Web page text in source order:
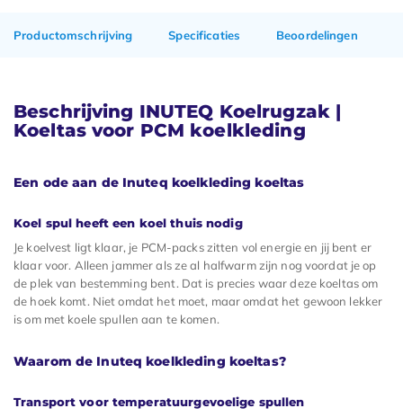
Productomschrijving Specificaties Beoordelingen
Beschrijving INUTEQ Koelrugzak |
Koeltas voor PCM koelkleding
Een ode aan de Inuteq koelkleding koeltas
Koel spul heeft een koel thuis nodig
Je koelvest ligt klaar, je PCM-packs zitten vol energie en jij bent er
klaar voor. Alleen jammer als ze al halfwarm zijn nog voordat je op
de plek van bestemming bent. Dat is precies waar deze koeltas om
de hoek komt. Niet omdat het moet, maar omdat het gewoon lekker
is om met koele spullen aan te komen.
Waarom de Inuteq koelkleding koeltas?
Transport voor temperatuurgevoelige spullen